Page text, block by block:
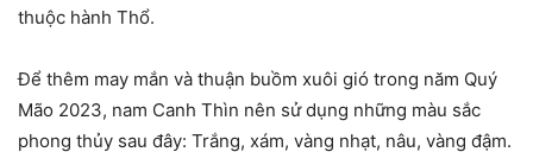
thuộc hành Thổ.
Để thêm may mắn và thuận buồm xuôi gió trong năm Quý
Mão 2023, nam Canh Thìn nên sử dụng những màu sắc
phong thủy sau đây: Trắng, xám, vàng nhạt, nâu, vàng đậm.